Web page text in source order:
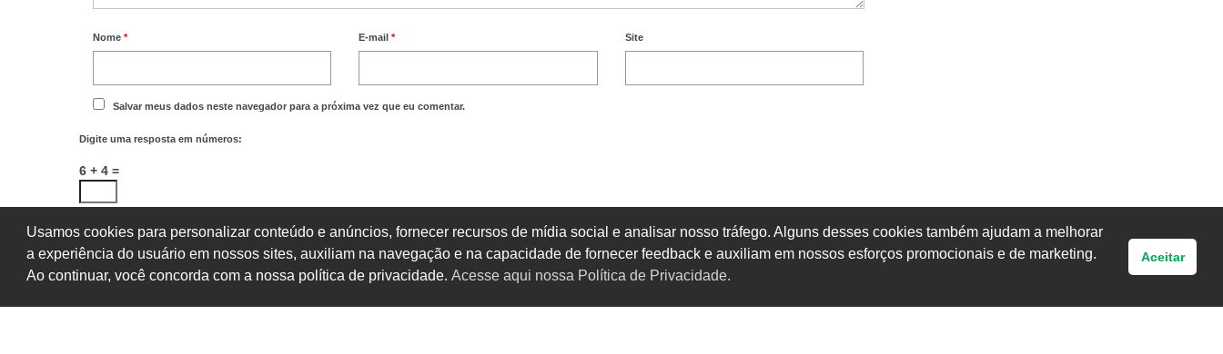
Nome * E-mail* Site
Salvar meus dados neste navegador para a próxima vez que eu comentar.
Digite uma resposta em números:
6 + 4 =
Usamos cookies para personalizar conteúdo e anúncios, fornecer recursos de mídia social e analisar nosso tráfego. Alguns desses cookies também ajudam a melhorar
a experiência do usuário em nossos sites, auxiliam na navegação e na capacidade de fornecer feedback e auxiliam em nossos esforços promocionais e de marketing.
Ao continuar, você concorda com a nossa política de privacidade. Acesse aqui nossa Política de Privacidade.
Aceitar